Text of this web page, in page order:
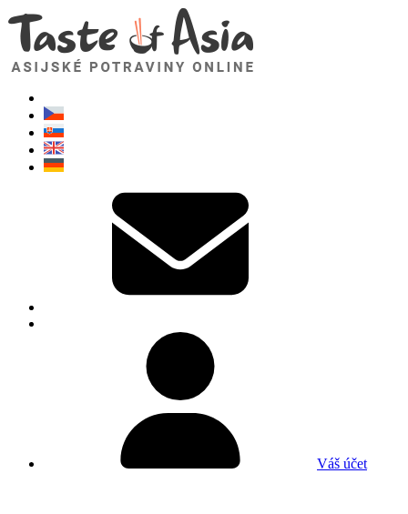
Váš účet
TasteOfAsia.cz
Neváhejte se zeptat. Jsem tady pro vás!